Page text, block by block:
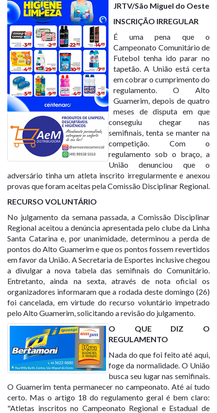
JRTV/São Miguel do Oeste
INSCRIÇÃO IRREGULAR
É uma pena que o
Campeonato Comunitário de
Futebol tenha ido parar no
tapetão. A União está certa
em cobrar o cumprimento do
regulamento. O Alto
Guamerim, depois de quatro
meses de disputa em que
conseguiu chegar nas
semifinais, tenta se manter na
competição. Com o
regulamento sob o braço, a
União denunciou que o
adversário tinha um atleta inscrito irregularmente e anexou
provas que foram aceitas pela Comissão Disciplinar Regional.
RECURSO VOLUNTÁRIO
No julgamento da semana passada, a Comissão Disciplinar
Regional aceitou a denúncia apresentada pelo clube da Linha
Santa Catarina e, por unanimidade, determinou a perda de
pontos do Alto Guamerim e que os pontos fossem revertidos
em favor da União. A Secretaria de Esportes inclusive chegou
a divulgar a nova tabela das semifinais do Comunitário.
Entretanto, ainda na sexta, através de nota oficial os
organizadores informaram que a rodada deste domingo (26)
foi cancelada, em virtude do recurso voluntário impetrado
pelo Alto Guamerim, solicitando a revisão do julgamento.
O QUE DIZ O
REGULAMENTO
Nada do que foi feito até aqui,
foge da normalidade. O União
busca seu lugar nas semifinais.
O Guamerim tenta permanecer no campeonato. Até aí tudo
certo. Mas o artigo 18 do regulamento geral é bem claro:
"Atletas inscritos no Campeonato Regional e Estadual de